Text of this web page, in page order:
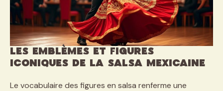
Les emblèmes et figures
iconiques de la salsa mexicaine
Le vocabulaire des figures en salsa renferme une